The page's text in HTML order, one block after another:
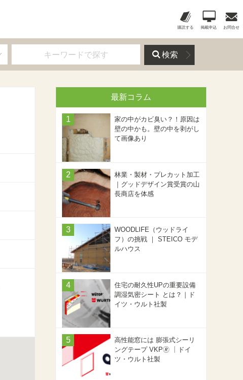
購読する 掲載申込 お問合せ
検索
最新コラム
家の中がカビ臭い？！原因は
壁の中かも。壁の中を剥がし
て画像あり
林業・製材・プレカット加工
｜グッドデザイン賞受賞の山
長商店を体感
WOODLIFE（ウッドライ
フ）の挑戦 ｜ STEICO モデ
ルハウス
住宅の耐久性UPの重要設備
調湿気密シート とは？｜ド
イツ・ウルト社製
高性能窓には 膨張式シーリ
ングテープ VKP🄬 ｜ドイ
ツ・ウルト社製